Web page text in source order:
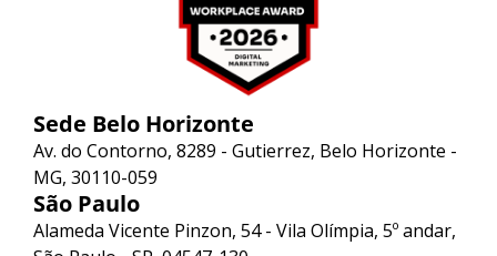
Sede Belo Horizonte
Av. do Contorno, 8289 - Gutierrez, Belo Horizonte -
MG, 30110-059
São Paulo
Alameda Vicente Pinzon, 54 - Vila Olímpia, 5º andar,